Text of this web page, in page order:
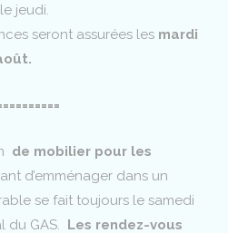
jeudi.
seront assurées les mardi
de mobilier pour les
d’emménager dans un
se fait toujours le samedi
du GAS.
Les rendez-vous